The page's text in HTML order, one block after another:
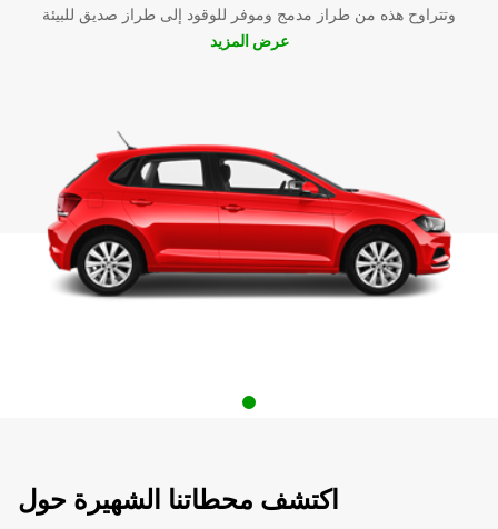
وتتراوح هذه من طراز مدمج وموفر للوقود إلى طراز صديق للبيئة
عرض المزيد
اكتشف محطاتنا الشهيرة حول